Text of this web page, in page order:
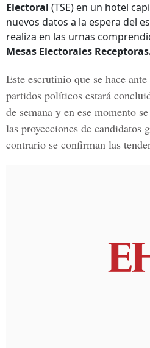
Electoral (TSE) en un hotel
nuevos datos a la espera del
realiza en las urnas
Mesas Electorales
Este escrutinio que se hace
partidos políticos estará
de semana y en ese momento
las proyecciones de candidatos
contrario se confirman las